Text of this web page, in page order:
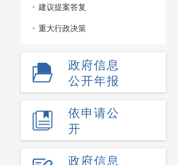
建议提案答复
重大行政决策
政府信息
公开年报
依申请公
开
政府信息